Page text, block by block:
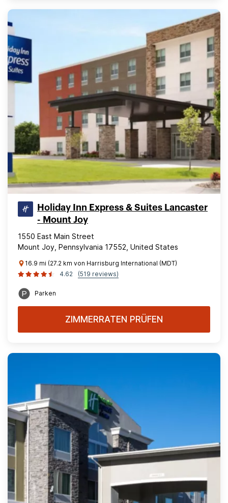
Holiday Inn Express & Suites Lancaster
- Mount Joy
1550 East Main Street
Mount Joy, Pennsylvania 17552, United States
16.9 mi (27.2 km von Harrisburg International (MDT)
4.62
(519 reviews)
Parken
ZIMMERRATEN PRÜFEN